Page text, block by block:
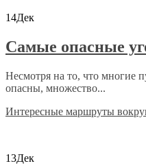
14Дек
Самые опасные
Несмотря на то, что многие
опасны, множество...
Интересные маршруты
13Дек